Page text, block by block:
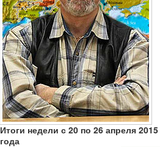
Итоги недели с 20 по 26 апреля 2015
года